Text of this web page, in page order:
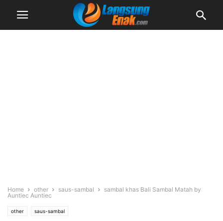
Home other saus-sambal
sambal khas Bali Sambal Matah by
Auntiec Auntiec
other saus-sambal